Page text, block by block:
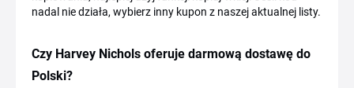
nadal nie działa, wybierz inny kupon z naszej aktualnej listy.
Czy Harvey Nichols oferuje darmową dostawę do
Polski?